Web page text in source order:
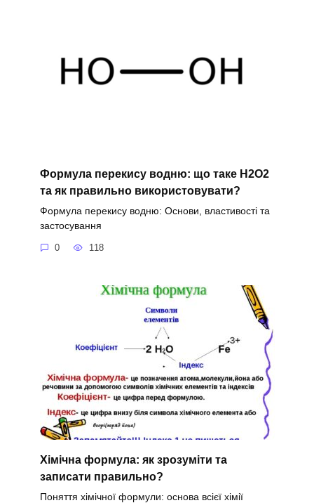
Формула перекису водню: що таке H2O2
та як правильно використовувати?
Формула перекису водню: Основи, властивості та
застосування
0 118
Хімічна формула: як зрозуміти та
записати правильно?
Поняття хімічної формули: основа всієї хімії